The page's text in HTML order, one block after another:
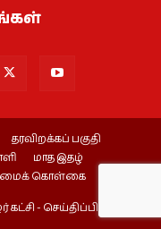
தரவிறக்கப் பகுதி
மாத இதழ்
கொள்கை
- செய்திப்பிரிவு